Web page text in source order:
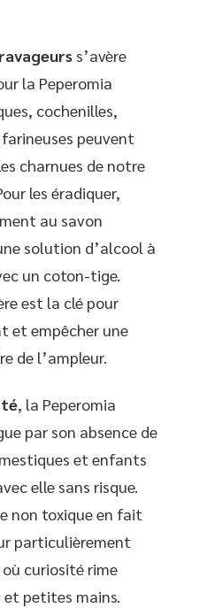
s’avère
la Peperomia
cochenilles,
peuvent
charnues de notre
les éradiquer,
au savon
solution d’alcool à
un coton-tige.
est la clé pour
et empêcher une
de l’ampleur.
, la Peperomia
par son absence de
et enfants
elle sans risque.
non toxique en fait
particulièrement
curiosité rime
petites mains.